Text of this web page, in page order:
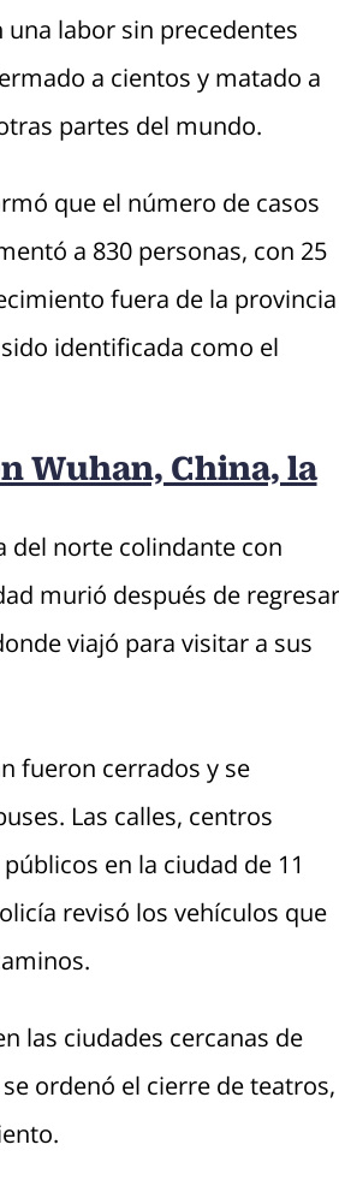
labor sin precedentes
a cientos y matado a
partes del mundo.
que el número de casos
a 830 personas, con 25
fuera de la provincia
identificada como el
Wuhan, China, la
del norte colindante con
murió después de regresar
viajó para visitar a sus
fueron cerrados y se
Las calles, centros
en la ciudad de 11
revisó los vehículos que
las ciudades cercanas de
ordenó el cierre de teatros,